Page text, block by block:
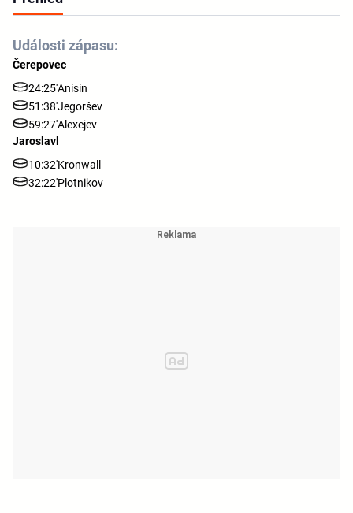
Události zápasu:
Čerepovec
24:25'Anisin
51:38'Jegoršev
59:27'Alexejev
Jaroslavl
10:32'Kronwall
32:22'Plotnikov